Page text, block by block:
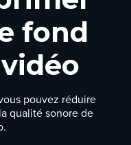
fond
pouvez réduire
qualité sonore de
.